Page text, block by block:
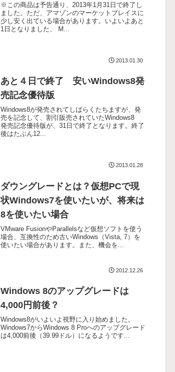
※この商品は予告通り、2013年1月31日で終了し
ました。ただ、アマゾンのマーケットプレイスに
少し安く出ている場合があります。いよいよあと
1日となりました、 M...
2013.01.30
あと４日で終了 安いWindows8発
売記念優待版
Windows8が発売されてしばらくたちますが、発
売を記念して、割引販売されていたWindows8
発売記念優待版が、31日で終了となります。終了
後はたぶん12...
2013.01.28
ダウングレードとは？仮想PCで現
状Windows7を使いたいが、将来は
8を使いたい場合
VMware FusionやParallelsなど仮想ソフトを使う
場合、互換性のため古いWindows（Vista, 7）を
使いたい場合があります。また、機会を...
2012.12.26
Windows 8のアップグレードは
4,000円前後？
Windows8がいよいよ視野に入り始めました。
Windows7からWindows 8 Proへのアップグレード
は4,000前後（39.99ドル）になるようです...